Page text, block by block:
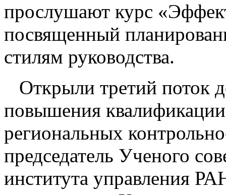
прослушают курс
посвященный
стилям руководства.
Открыли третий поток
повышения
региональных
председатель Ученого
института управления